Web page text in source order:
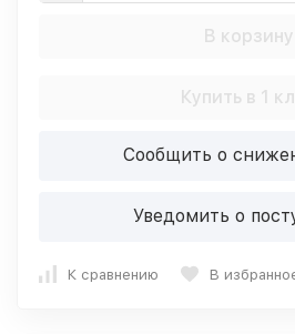
В корзину
Купить в 1
Сообщить о
Уведомить о
К сравнению В